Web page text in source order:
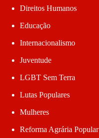
Direitos Humanos
Educação
Internacionalismo
Juventude
LGBT Sem Terra
Lutas Populares
Mulheres
Reforma Agrária Popular